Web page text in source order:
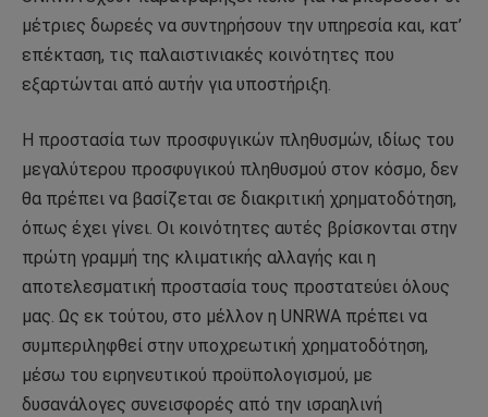
μέτριες δωρεές να συντηρήσουν την υπηρεσία και, κατ’
επέκταση, τις παλαιστινιακές κοινότητες που
εξαρτώνται από αυτήν για υποστήριξη.
Η προστασία των προσφυγικών πληθυσμών, ιδίως του
μεγαλύτερου προσφυγικού πληθυσμού στον κόσμο, δεν
θα πρέπει να βασίζεται σε διακριτική χρηματοδότηση,
όπως έχει γίνει. Οι κοινότητες αυτές βρίσκονται στην
πρώτη γραμμή της κλιματικής αλλαγής και η
αποτελεσματική προστασία τους προστατεύει όλους
μας. Ως εκ τούτου, στο μέλλον η UNRWA πρέπει να
συμπεριληφθεί στην υποχρεωτική χρηματοδότηση,
μέσω του ειρηνευτικού προϋπολογισμού, με
δυσανάλογες συνεισφορές από την ισραηλινή